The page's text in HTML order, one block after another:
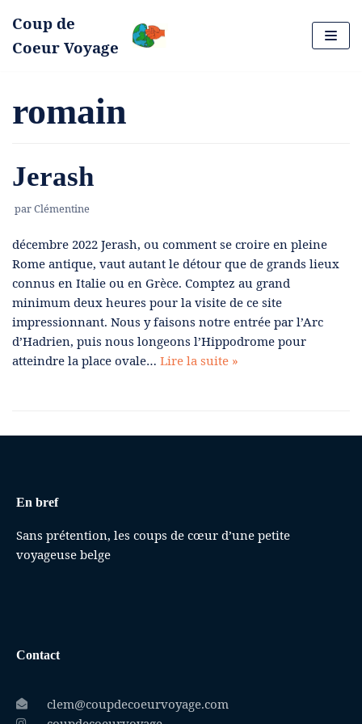
Aller
Coup de
Coeur Voyage
romain
Jerash
parClémentine
décembre 2022 Jerash, ou comment se croire en pleine
Rome antique, vaut autant le détour que de grands lieux
connus en Italie ou en Grèce. Comptez au grand
minimum deux heures pour la visite de ce site
impressionnant. Nous y faisons notre entrée par l’Arc
d’Hadrien, puis nous longeons l’Hippodrome pour
atteindre la place ovale… Lire la suite »
En bref
Sans prétention, les coups de cœur d’une petite
voyageuse belge
Contact
clem@coupdecoeurvoyage.com